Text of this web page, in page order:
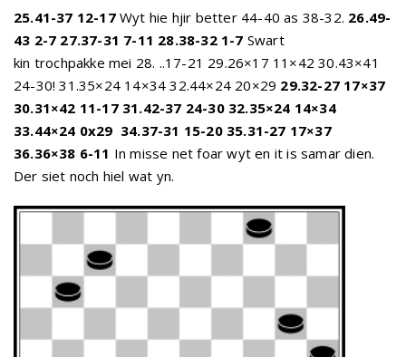
25.41-37 12-17 Wyt hie hjir better 44-40 as 38-32. 26.49-
43 2-7 27.37-31 7-11 28.38-32 1-7 Swart
kin trochpakke mei 28. ..17-21 29.26×17 11×42 30.43×41
24-30! 31.35×24 14×34 32.44×24 20×29 29.32-27 17×37
30.31×42 11-17 31.42-37 24-30 32.35×24 14×34
33.44×24 0x29 34.37-31 15-20 35.31-27 17×37
36.36×38 6-11 In misse net foar wyt en it is samar dien.
Der siet noch hiel wat yn.